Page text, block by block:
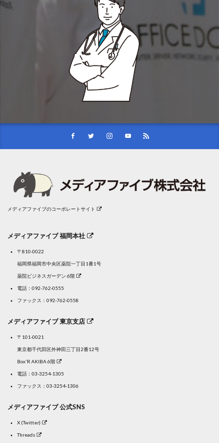
メディアファイブのコーポレートサイト
メディアファイブ 福岡本社
〒810-0022
福岡県福岡市中央区薬院一丁目1番1号
薬院ビジネスガーデン 6階
電話： 092-762-0555
ファックス：092-762-0558
メディアファイブ 東京支店
〒101-0021
東京都千代田区外神田三丁目2番12号
Box'R AKIBA 6階
電話： 03-3254-1305
ファックス：03-3254-1306
メディアファイブ 公式SNS
X (Twitter)
Threads